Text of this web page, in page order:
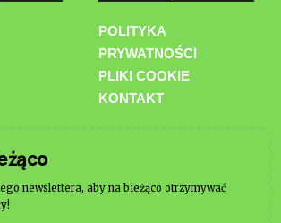
POLITYKA
PRYWATNOŚCI
PLIKI COOKIE
KONTAKT
newslettera, aby na bieżąco otrzymywać